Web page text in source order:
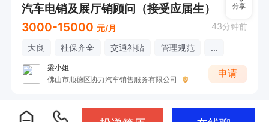
汽车电销及展厅销顾问（接受应届生）
3000-15000 元/月 43分钟前
大良 社保齐全 交通补贴 管理规范 ...
梁小姐
佛山市顺德区协力汽车销售服务有限公司
申请
分享